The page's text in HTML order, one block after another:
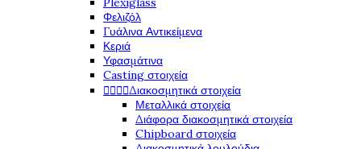
Φελιζόλ
Γυάλινα Αντικείμενα
Κεριά
Υφασμάτινα
Casting στοιχεία
Διακοσμητικά στοιχεία
Μεταλλικά στοιχεία
Διάφορα διακοσμητικά στοιχεία
Chipboard στοιχεία